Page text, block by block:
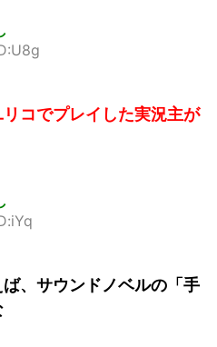
コでプレイした実況主が
、サウンドノベルの「手